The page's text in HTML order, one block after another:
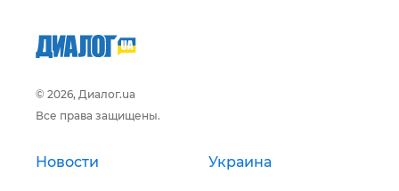
© 2026, Диалог.ua
Все права защищены.
Новости Украина